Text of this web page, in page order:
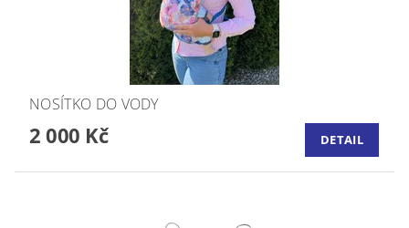
NOSÍTKO DO VODY
2 000 Kč DETAIL